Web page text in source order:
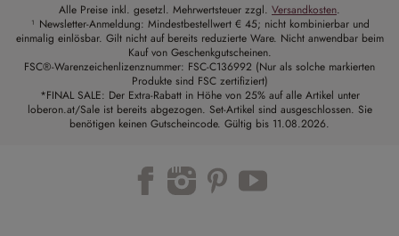
Alle Preise inkl. gesetzl. Mehrwertsteuer zzgl. Versandkosten.
¹ Newsletter-Anmeldung: Mindestbestellwert € 45; nicht kombinierbar und
einmalig einlösbar. Gilt nicht auf bereits reduzierte Ware. Nicht anwendbar beim
Kauf von Geschenkgutscheinen.
FSC®-Warenzeichenlizenznummer: FSC-C136992 (Nur als solche markierten
Produkte sind FSC zertifiziert)
*FINAL SALE: Der Extra-Rabatt in Höhe von 25% auf alle Artikel unter
loberon.at/Sale ist bereits abgezogen. Set-Artikel sind ausgeschlossen. Sie
benötigen keinen Gutscheincode. Gültig bis 11.08.2026.